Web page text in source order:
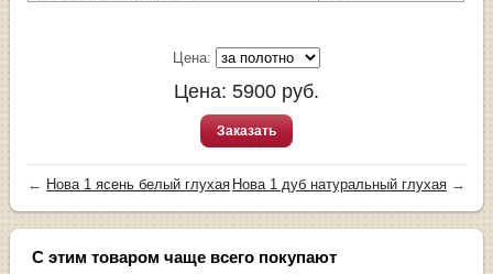
Цена:
Цена: 5900 руб.
Заказать
← Нова 1 ясень белый глухая Нова 1 дуб натуральный глухая→
С этим товаром чаще всего покупают